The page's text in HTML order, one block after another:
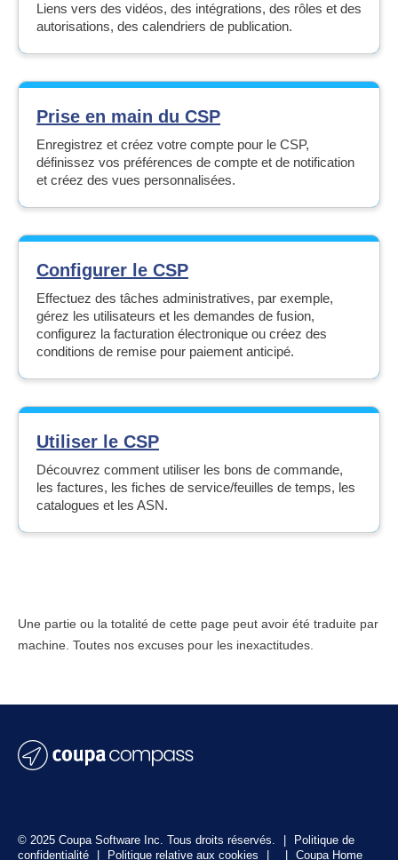
Liens vers des vidéos, des intégrations, des rôles et des
autorisations, des calendriers de publication.
Prise en main du CSP
Enregistrez et créez votre compte pour le CSP,
définissez vos préférences de compte et de notification
et créez des vues personnalisées.
Configurer le CSP
Effectuez des tâches administratives, par exemple,
gérez les utilisateurs et les demandes de fusion,
configurez la facturation électronique ou créez des
conditions de remise pour paiement anticipé.
Utiliser le CSP
Découvrez comment utiliser les bons de commande,
les factures, les fiches de service/feuilles de temps, les
catalogues et les ASN.
Une partie ou la totalité de cette page peut avoir été traduite par
machine. Toutes nos excuses pour les inexactitudes.
© 2025 Coupa Software Inc. Tous droits réservés.
Politique de
confidentialité
Politique relative aux cookies Coupa Home